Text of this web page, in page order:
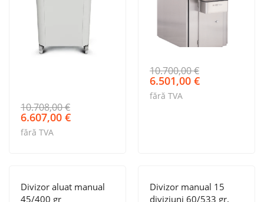
10.708,00€
Prețul
inițial
a
6.607,00 €Prețul
fără TVA
10.700,00€
Prețul
inițial
a
6.501,00 €Prețul
fără TVA
Divizor aluat manual
45/400 gr
Divizor manual 15
diviziuni 60/533 gr.